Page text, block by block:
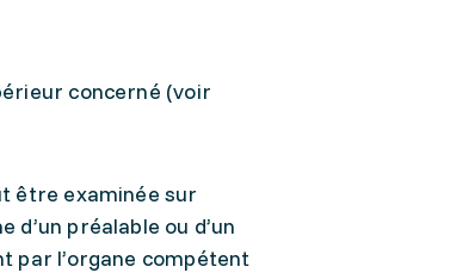
concerné (voir
être examinée sur
préalable ou d’un
par l’organe compétent